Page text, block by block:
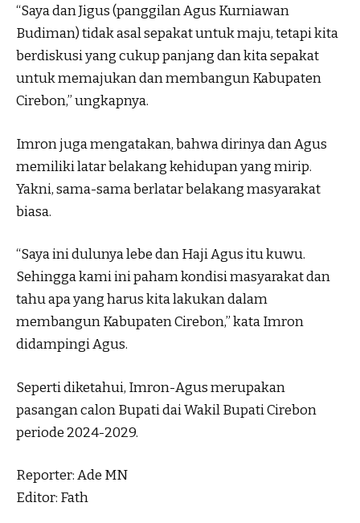
“Saya dan Jigus (panggilan Agus Kurniawan
Budiman) tidak asal sepakat untuk maju, tetapi kita
berdiskusi yang cukup panjang dan kita sepakat
untuk memajukan dan membangun Kabupaten
Cirebon,” ungkapnya.
Imron juga mengatakan, bahwa dirinya dan Agus
memiliki latar belakang kehidupan yang mirip.
Yakni, sama-sama berlatar belakang masyarakat
biasa.
“Saya ini dulunya lebe dan Haji Agus itu kuwu.
Sehingga kami ini paham kondisi masyarakat dan
tahu apa yang harus kita lakukan dalam
membangun Kabupaten Cirebon,” kata Imron
didampingi Agus.
Seperti diketahui, Imron-Agus merupakan
pasangan calon Bupati dai Wakil Bupati Cirebon
periode 2024-2029.
Reporter: Ade MN
Editor: Fath